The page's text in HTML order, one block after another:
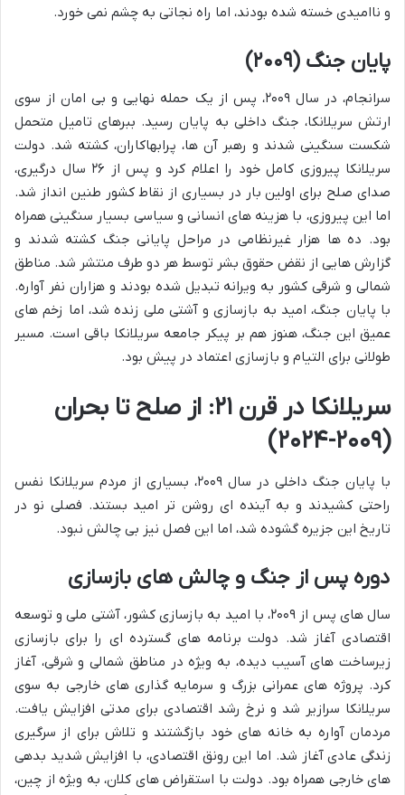
و ناامیدی خسته شده بودند، اما راه نجاتی به چشم نمی خورد.
پایان جنگ (۲۰۰۹)
سرانجام، در سال ۲۰۰۹، پس از یک حمله نهایی و بی امان از سوی
ارتش سریلانکا، جنگ داخلی به پایان رسید. ببرهای تامیل متحمل
شکست سنگینی شدند و رهبر آن ها، پرابهاکاران، کشته شد. دولت
سریلانکا پیروزی کامل خود را اعلام کرد و پس از ۲۶ سال درگیری،
صدای صلح برای اولین بار در بسیاری از نقاط کشور طنین انداز شد.
اما این پیروزی، با هزینه های انسانی و سیاسی بسیار سنگینی همراه
بود. ده ها هزار غیرنظامی در مراحل پایانی جنگ کشته شدند و
گزارش هایی از نقض حقوق بشر توسط هر دو طرف منتشر شد. مناطق
شمالی و شرقی کشور به ویرانه تبدیل شده بودند و هزاران نفر آواره.
با پایان جنگ، امید به بازسازی و آشتی ملی زنده شد، اما زخم های
عمیق این جنگ، هنوز هم بر پیکر جامعه سریلانکا باقی است. مسیر
طولانی برای التیام و بازسازی اعتماد در پیش بود.
سریلانکا در قرن ۲۱: از صلح تا بحران
(۲۰۰۹-۲۰۲۴)
با پایان جنگ داخلی در سال ۲۰۰۹، بسیاری از مردم سریلانکا نفس
راحتی کشیدند و به آینده ای روشن تر امید بستند. فصلی نو در
تاریخ این جزیره گشوده شد، اما این فصل نیز بی چالش نبود.
دوره پس از جنگ و چالش های بازسازی
سال های پس از ۲۰۰۹، با امید به بازسازی کشور، آشتی ملی و توسعه
اقتصادی آغاز شد. دولت برنامه های گسترده ای را برای بازسازی
زیرساخت های آسیب دیده، به ویژه در مناطق شمالی و شرقی، آغاز
کرد. پروژه های عمرانی بزرگ و سرمایه گذاری های خارجی به سوی
سریلانکا سرازیر شد و نرخ رشد اقتصادی برای مدتی افزایش یافت.
مردمان آواره به خانه های خود بازگشتند و تلاش برای از سرگیری
زندگی عادی آغاز شد. اما این رونق اقتصادی، با افزایش شدید بدهی
های خارجی همراه بود. دولت با استقراض های کلان، به ویژه از چین،